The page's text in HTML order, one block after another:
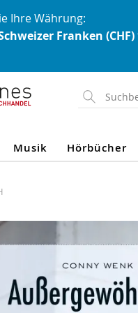
Ihre Währung:
Franken (CHF)
Musik Hörbücher